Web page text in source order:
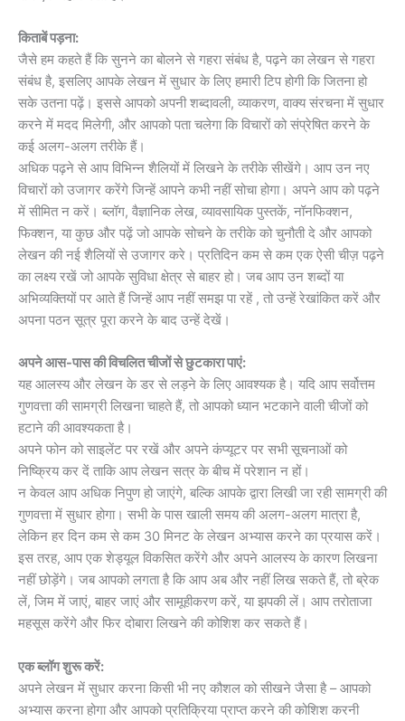
किताबें पड़ना:
जैसे हम कहते हैं कि सुनने का बोलने से गहरा संबंध है, पढ़ने का लेखन से गहरा
संबंध है, इसलिए आपके लेखन में सुधार के लिए हमारी टिप होगी कि जितना हो
सके उतना पढ़ें। इससे आपको अपनी शब्दावली, व्याकरण, वाक्य संरचना में सुधार
करने में मदद मिलेगी, और आपको पता चलेगा कि विचारों को संप्रेषित करने के
कई अलग-अलग तरीके हैं।
अधिक पढ़ने से आप विभिन्न शैलियों में लिखने के तरीके सीखेंगे। आप उन नए
विचारों को उजागर करेंगे जिन्हें आपने कभी नहीं सोचा होगा। अपने आप को पढ़ने
में सीमित न करें। ब्लॉग, वैज्ञानिक लेख, व्यावसायिक पुस्तकें, नॉनफिक्शन,
फिक्शन, या कुछ और पढ़ें जो आपके सोचने के तरीके को चुनौती दे और आपको
लेखन की नई शैलियों से उजागर करे। प्रतिदिन कम से कम एक ऐसी चीज़ पढ़ने
का लक्ष्य रखें जो आपके सुविधा क्षेत्र से बाहर हो। जब आप उन शब्दों या
अभिव्यक्तियों पर आते हैं जिन्हें आप नहीं समझ पा रहें , तो उन्हें रेखांकित करें और
अपना पठन सूत्र पूरा करने के बाद उन्हें देखें।
अपने आस-पास की विचलित चीजों से छुटकारा पाएं:
यह आलस्य और लेखन के डर से लड़ने के लिए आवश्यक है। यदि आप सर्वोत्तम
गुणवत्ता की सामग्री लिखना चाहते हैं, तो आपको ध्यान भटकाने वाली चीजों को
हटाने की आवश्यकता है।
अपने फोन को साइलेंट पर रखें और अपने कंप्यूटर पर सभी सूचनाओं को
निष्क्रिय कर दें ताकि आप लेखन सत्र के बीच में परेशान न हों।
न केवल आप अधिक निपुण हो जाएंगे, बल्कि आपके द्वारा लिखी जा रही सामग्री की
गुणवत्ता में सुधार होगा। सभी के पास खाली समय की अलग-अलग मात्रा है,
लेकिन हर दिन कम से कम 30 मिनट के लेखन अभ्यास करने का प्रयास करें।
इस तरह, आप एक शेड्यूल विकसित करेंगे और अपने आलस्य के कारण लिखना
नहीं छोड़ेंगे। जब आपको लगता है कि आप अब और नहीं लिख सकते हैं, तो ब्रेक
लें, जिम में जाएं, बाहर जाएं और सामूहीकरण करें, या झपकी लें। आप तरोताजा
महसूस करेंगे और फिर दोबारा लिखने की कोशिश कर सकते हैं।
एक ब्लॉग शुरू करें:
अपने लेखन में सुधार करना किसी भी नए कौशल को सीखने जैसा है – आपको
अभ्यास करना होगा और आपको प्रतिक्रिया प्राप्त करने की कोशिश करनी